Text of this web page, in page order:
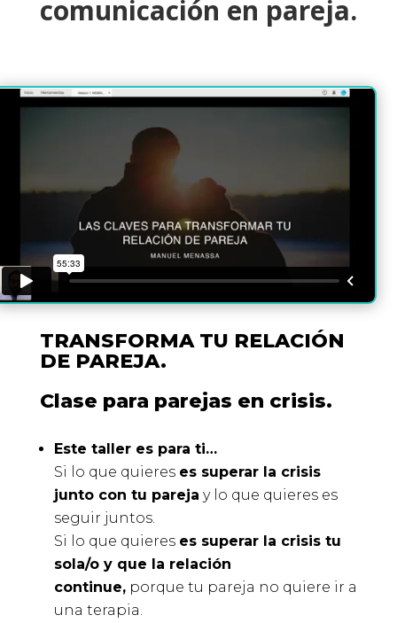
comunicación en pareja.
TRANSFORMA TU RELACIÓN
DE PAREJA.
Clase para parejas en crisis.
Este taller es para ti…
Si lo que quieres es superar la crisis
junto con tu pareja y lo que quieres es
seguir juntos.
Si lo que quieres es superar la crisis tu
sola/o y que la relación
continue,porque tu pareja no quiere ir a
una terapia.